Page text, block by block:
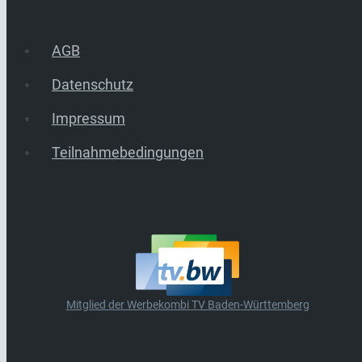
AGB
Datenschutz
Impressum
Teilnahmebedingungen
Mitglied der Werbekombi TV Baden-Württemberg